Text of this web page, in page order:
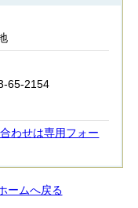
65-2154
わせは専用フォー
ームへ戻る